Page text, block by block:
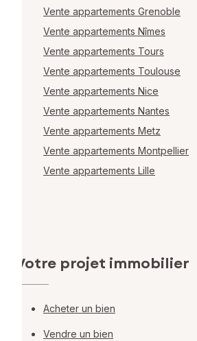
Vente appartements Grenoble
Vente appartements Nîmes
Vente appartements Tours
Vente appartements Toulouse
Vente appartements Nice
Vente appartements Nantes
Vente appartements Metz
Vente appartements Montpellier
Vente appartements Lille
Votre projet immobilier
Acheter un bien
Vendre un bien